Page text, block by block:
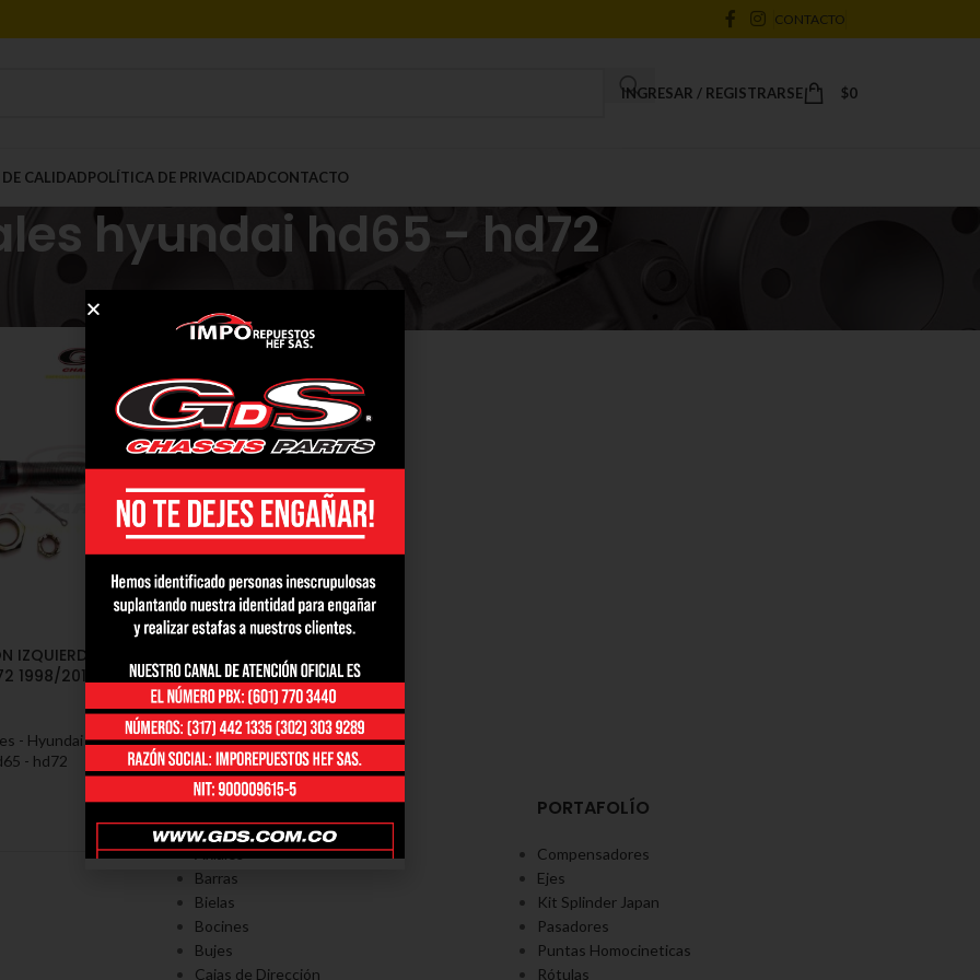
CONTACTO
INGRESAR / REGISTRARSE $0
CALIDADPOLÍTICA DE PRIVACIDADCONTACTO
hyundai hd65 - hd72
IZQUIERDA
1998/2012 (06-
- Hyundai / Kia,
- hd72
PORTAFOLÍO
Axiales
Barras
Bielas
Bocines
Bujes
Cajas de Dirección
PORTAFOLÍO
Compensadores
Ejes
Kit Splinder Japan
Pasadores
Puntas Homocineticas
Rótulas